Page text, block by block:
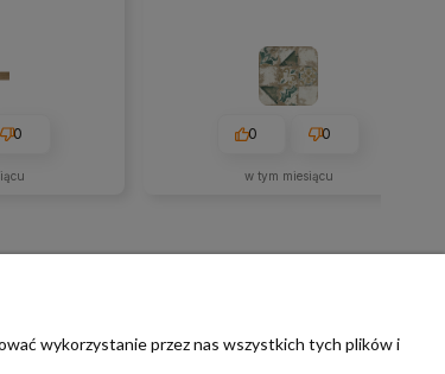
0 0 0
w tym miesiącu
POMOC
wykorzystanie przez nas wszystkich tych plików i